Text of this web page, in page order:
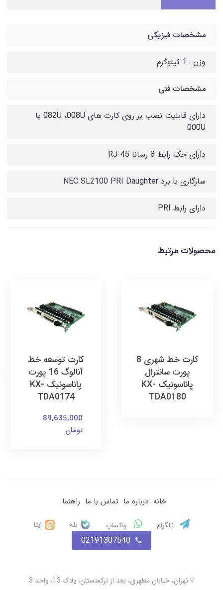
مشخصات فیزیکی
وزن : 1 کیلوگرم
مشخصات فنی
دارای قابلیت نصب بر روی کارت های 082U ،008U یا
000U
دارای جک رابط 8 رسانا RJ-45
سازگاری با برد NEC SL2100 PRI Daughter
دارای رابط PRI
محصولات مرتبط
کارت خط شهری 8
پورت سانترال
پاناسونیک KX-
TDA0180
کارت توسعه خط
آنالوگ 16 پورت
پاناسونیک KX-
TDA0174
89,635,000
تومان
خانه درباره ما تماس با ما راهنما
تلگرام واتساپ بله ایتا
02191307540
تهران، خیابان مطهری، بعد از ترکمنستان، پلاک 13، واحد 3